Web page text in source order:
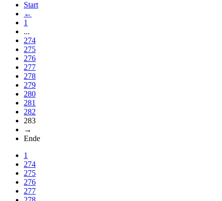
Start
←
1
...
274
275
276
277
278
279
280
281
282
283
→
Ende
1
274
275
276
277